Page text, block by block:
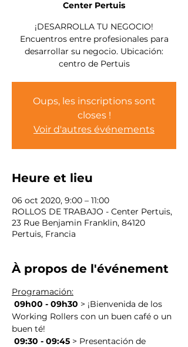
Center Pertuis
¡DESARROLLA TU NEGOCIO!
Encuentros entre profesionales para
desarrollar su negocio. Ubicación:
centro de Pertuis
Oups, les inscriptions sont
closes !
Voir d'autres événements
Heure et lieu
06 oct 2020, 9:00 – 11:00
ROLLOS DE TRABAJO - Center Pertuis,
23 Rue Benjamin Franklin, 84120
Pertuis, Francia
À propos de l'événement
Programación:
09h00 - 09h30 > ¡Bienvenida de los
Working Rollers con un buen café o un
buen té!
09:30 - 09:45 > Presentación de